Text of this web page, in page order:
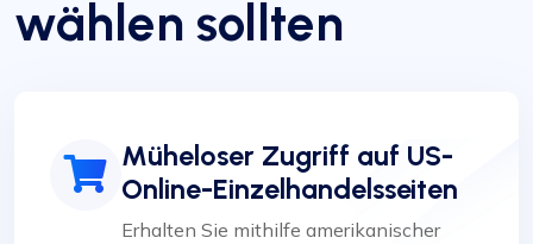
wählen sollten
Müheloser Zugriff auf US-
Online-Einzelhandelsseiten
Erhalten Sie mithilfe amerikanischer